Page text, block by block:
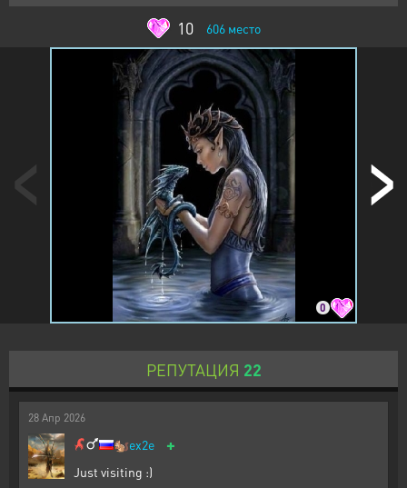
10
606место
0
РЕПУТАЦИЯ 22
28 Апр 2026
🐿️ex2e +
Just visiting :)